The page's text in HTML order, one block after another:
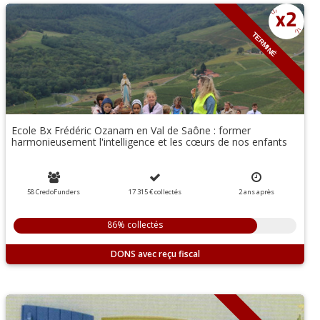
TERMINÉ
Ecole Bx Frédéric Ozanam en Val de Saône : former
harmonieusement l'intelligence et les cœurs de nos enfants
58 CredoFunders 17 315 €collectés 2ansaprès
86% collectés
DONS